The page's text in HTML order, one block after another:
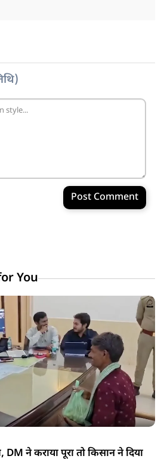
Post Comment
You
ने कराया पूरा तो किसान ने दिया